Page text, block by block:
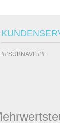
##SUBNAVI1##